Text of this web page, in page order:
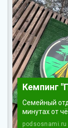
Кемпинг
Семейный
минутах от
podsosnami.ru